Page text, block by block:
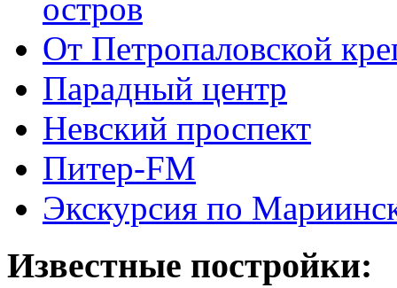
остров
От Петропаловской
Парадный центр
Невский проспект
Питер-FM
Экскурсия по
Известные постройки: